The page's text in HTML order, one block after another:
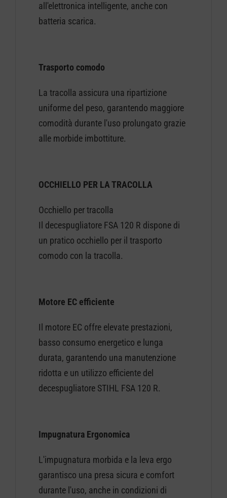
all'elettronica intelligente, anche con
batteria scarica.
Trasporto comodo
La tracolla assicura una ripartizione
uniforme del peso, garantendo maggiore
comodità durante l'uso prolungato grazie
alle morbide imbottiture.
OCCHIELLO PER LA TRACOLLA
Occhiello per tracolla
Il decespugliatore FSA 120 R dispone di
un pratico occhiello per il trasporto
comodo con la tracolla.
Motore EC efficiente
Il motore EC offre elevate prestazioni,
basso consumo energetico e lunga
durata, garantendo una manutenzione
ridotta e un utilizzo efficiente del
decespugliatore STIHL FSA 120 R.
Impugnatura Ergonomica
L'impugnatura morbida e la leva ergo
garantisco una presa sicura e comfort
durante l'uso, anche in condizioni di